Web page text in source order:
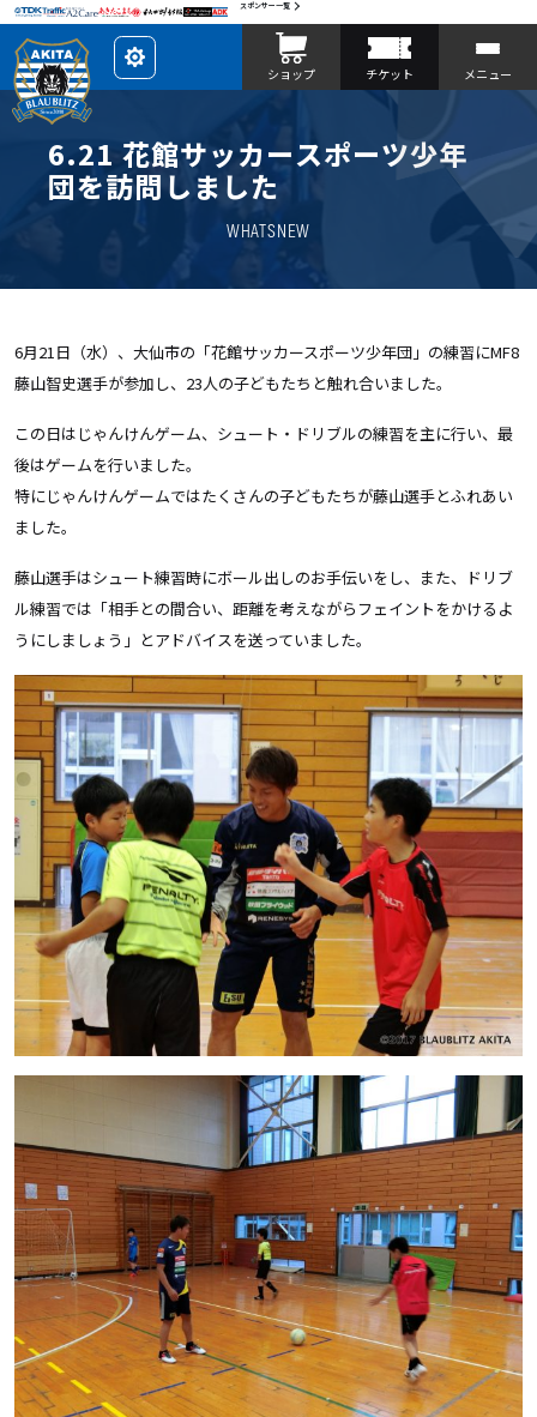
スポンサー一覧
レ
イ
ア
を
カ
ス
タ
マ
ショップ チケット メニュー
6.21 花館サッカースポーツ少年
団を訪問しました
WHATSNEW
6月21日（水）、大仙市の「花館サッカースポーツ少年団」の練習にMF8
藤山智史選手が参加し、23人の子どもたちと触れ合いました。
この日はじゃんけんゲーム、シュート・ドリブルの練習を主に行い、最
後はゲームを行いました。
特にじゃんけんゲームではたくさんの子どもたちが藤山選手とふれあい
ました。
藤山選手はシュート練習時にボール出しのお手伝いをし、また、ドリブ
ル練習では「相手との間合い、距離を考えながらフェイントをかけるよ
うにしましょう」とアドバイスを送っていました。